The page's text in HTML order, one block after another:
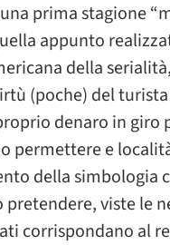
prima stagione
appunto
della
(poche) del
denaro in
permettere e
della simbologia
pretendere, viste le
corrispondano al